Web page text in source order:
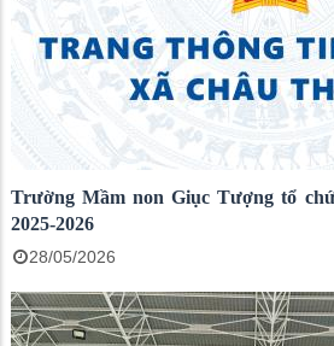
Trường Mầm non Giục Tượng tổ
2025-2026
28/05/2026